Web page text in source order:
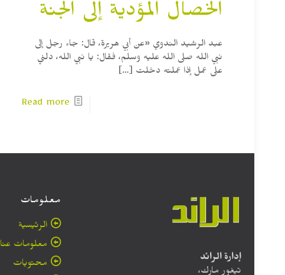
الخصال المؤدية إلى الجنة
عبد الرشيد الندوي «عن أبي هريرة، قال: جاء رجل إلى
نبي الله صلى الله عليه وسلم، فقال: يا نبي الله، دلني
على عمل إذا عملته دخلت […]
Read more
إدارة الرائد
تيغور مارك،
معلومات
الرئيسية
معلومات عنا
محتويات